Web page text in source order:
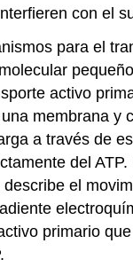
con el
para el
activo
membrana y
a través de
del
describe el
primario